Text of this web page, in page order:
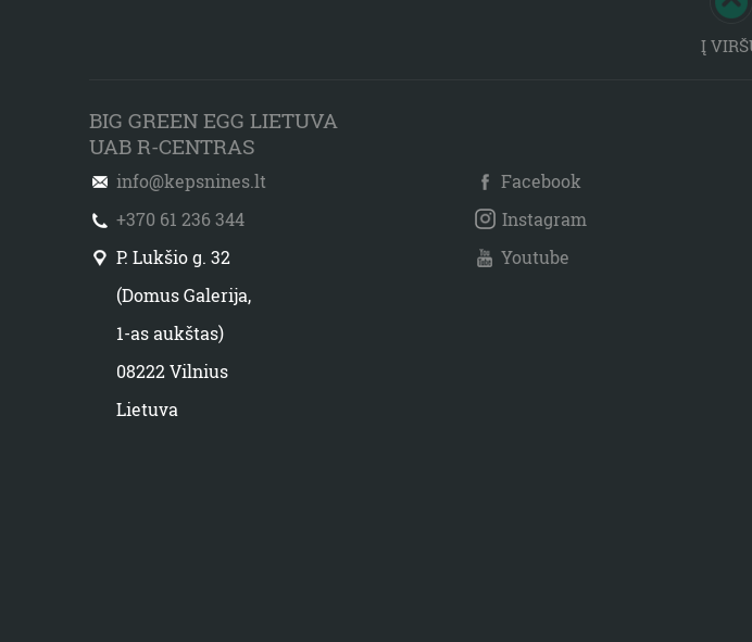
Į
BIG GREEN EGG LIETUVA
UAB R-CENTRAS
info@kepsnines.lt
+370 61 236 344
P. Lukšio g. 32
(Domus Galerija,
1-as aukštas)
08222 Vilnius
Lietuva
Facebook
Instagram
Youtube